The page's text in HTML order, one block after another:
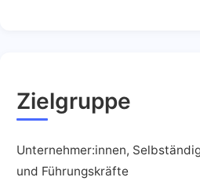
Zielgruppe
Unternehmer:innen,
und Führungskräfte